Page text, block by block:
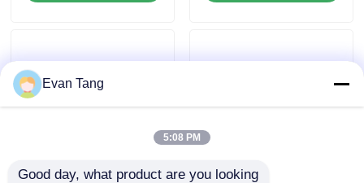
인용 을 요청 하십시오
국경을 넘나드는 공급
Evan Tang
5:08 PM
Good day, what product are you looking